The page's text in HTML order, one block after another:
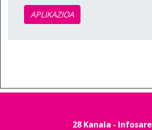
APLIKAZIOA
28 Kanala - Infosare